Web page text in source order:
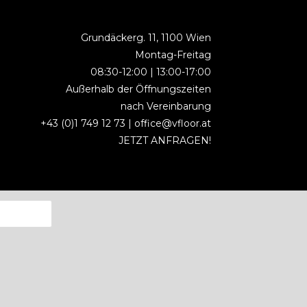
Grundäckerg. 11, 1100 Wien
Montag-Freitag
08:30-12:00 | 13:00-17:00
Außerhalb der Öffnungszeiten
nach Vereinbarung
+43 (0)1 749 12 73 | office@vfloor.at
JETZT ANFRAGEN!